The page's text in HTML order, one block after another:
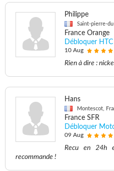
Philippe
Saint-pierre-
France Orange
Débloquer
10 Aug
Rien à dire :
Hans
Montescot,
France SFR
Débloquer
09 Aug
Recu en 24h
recommande !